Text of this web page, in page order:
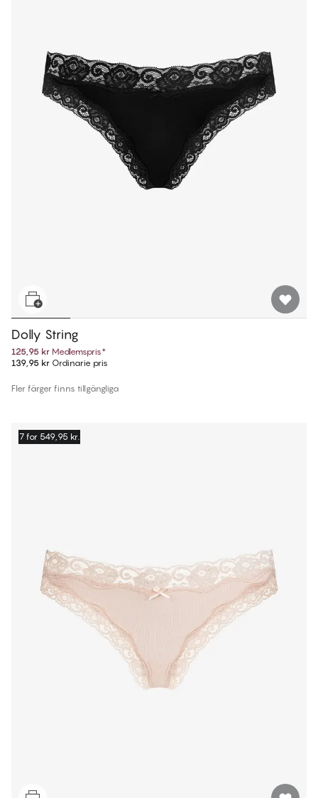
Dolly String
125,95 kr Medlemspris*
139,95 kr Ordinarie pris
Fler färger finns tillgängliga
7 for 549,95 kr.